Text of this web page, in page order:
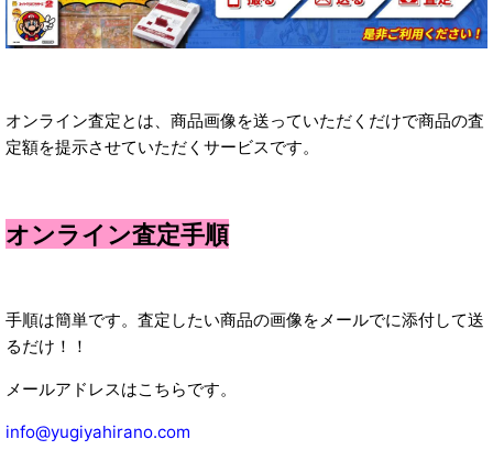
オンライン査定とは、商品画像を送っていただくだけで商品の査
定額を提示させていただくサービスです。
オンライン査定手順
手順は簡単です。査定したい商品の画像をメールでに添付して送
るだけ！！
メールアドレスはこちらです。
info@yugiyahirano.com